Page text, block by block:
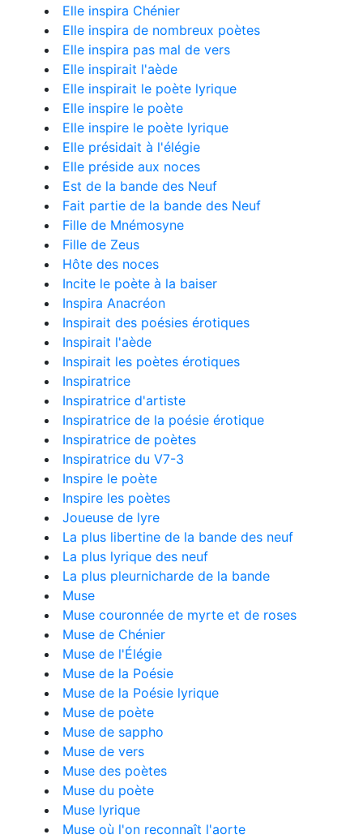
Elle inspira Chénier
Elle inspira de nombreux poètes
Elle inspira pas mal de vers
Elle inspirait l'aède
Elle inspirait le poète lyrique
Elle inspire le poète
Elle inspire le poète lyrique
Elle présidait à l'élégie
Elle préside aux noces
Est de la bande des Neuf
Fait partie de la bande des Neuf
Fille de Mnémosyne
Fille de Zeus
Hôte des noces
Incite le poète à la baiser
Inspira Anacréon
Inspirait des poésies érotiques
Inspirait l'aède
Inspirait les poètes érotiques
Inspiratrice
Inspiratrice d'artiste
Inspiratrice de la poésie érotique
Inspiratrice de poètes
Inspiratrice du V7-3
Inspire le poète
Inspire les poètes
Joueuse de lyre
La plus libertine de la bande des neuf
La plus lyrique des neuf
La plus pleurnicharde de la bande
Muse
Muse couronnée de myrte et de roses
Muse de Chénier
Muse de l'Élégie
Muse de la Poésie
Muse de la Poésie lyrique
Muse de poète
Muse de sappho
Muse de vers
Muse des poètes
Muse du poète
Muse lyrique
Muse où l'on reconnaît l'aorte